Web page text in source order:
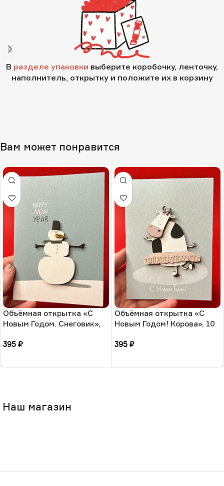
В разделе упаковки выберите коробочку, ленточку,
наполнитель, открытку и положите их в корзину
Вам может понравится
Объёмная открытка «С
Новым Годом. Снеговик»,
395 ₽
Объёмная открытка «С
Новым Годом! Корова», 10
395 ₽
Наш магазин